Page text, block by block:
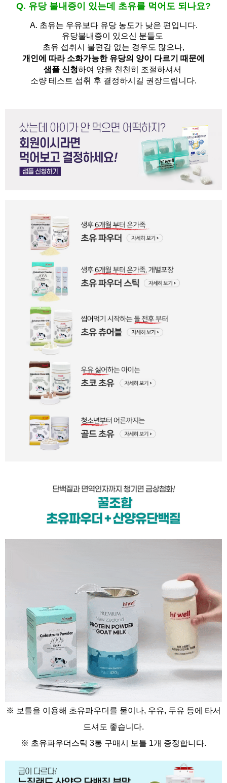
Q. 유당 불내증이 있는데 초유를 먹어도 되나요?
A. 초유는 우유보다 유당 농도가 낮은 편입니다.
유당불내증이 있으신 분들도
초유 섭취시 불편감 없는 경우도 많으나,
개인에 따라 소화가능한 유당의 양이 다르기 때문에
샘플 신청하여 양을 천천히 조절하셔서
소량 테스트 섭취 후 결정하시길 권장드립니다.
※ 보틀을 이용해 초유파우더를 물이나, 우유, 두유 등에 타서
드셔도 좋습니다.
※ 초유파우더스틱 3통 구매시 보틀 1개 증정합니다.